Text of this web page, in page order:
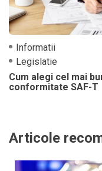
Informatii
Legislatie
Cum alegi cel mai
conformitate SAF-T
Articole